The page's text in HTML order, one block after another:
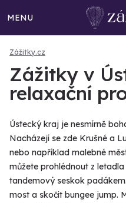
MENU
Zážitky.cz
Zážitky v
relaxační
Ústecký kraj je nesmírně
Nacházejí se zde Krušné a
nebo například malebné
můžete prohlédnout z
tandemový seskok
most a skočit bungee jump.